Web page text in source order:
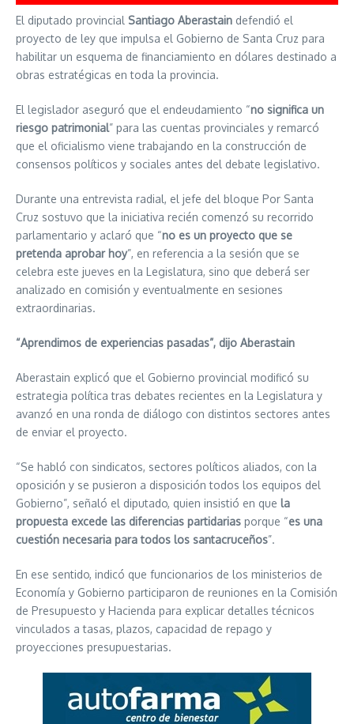
El diputado provincial Santiago Aberastain defendió el
proyecto de ley que impulsa el Gobierno de Santa Cruz para
habilitar un esquema de financiamiento en dólares destinado a
obras estratégicas en toda la provincia.
El legislador aseguró que el endeudamiento “no significa un
riesgo patrimonial” para las cuentas provinciales y remarcó
que el oficialismo viene trabajando en la construcción de
consensos políticos y sociales antes del debate legislativo.
Durante una entrevista radial, el jefe del bloque Por Santa
Cruz sostuvo que la iniciativa recién comenzó su recorrido
parlamentario y aclaró que “no es un proyecto que se
pretenda aprobar hoy”, en referencia a la sesión que se
celebra este jueves en la Legislatura, sino que deberá ser
analizado en comisión y eventualmente en sesiones
extraordinarias.
“Aprendimos de experiencias pasadas”, dijo Aberastain
Aberastain explicó que el Gobierno provincial modificó su
estrategia política tras debates recientes en la Legislatura y
avanzó en una ronda de diálogo con distintos sectores antes
de enviar el proyecto.
“Se habló con sindicatos, sectores políticos aliados, con la
oposición y se pusieron a disposición todos los equipos del
Gobierno”, señaló el diputado, quien insistió en que la
propuesta excede las diferencias partidarias porque “es una
cuestión necesaria para todos los santacruceños”.
En ese sentido, indicó que funcionarios de los ministerios de
Economía y Gobierno participaron de reuniones en la Comisión
de Presupuesto y Hacienda para explicar detalles técnicos
vinculados a tasas, plazos, capacidad de repago y
proyecciones presupuestarias.